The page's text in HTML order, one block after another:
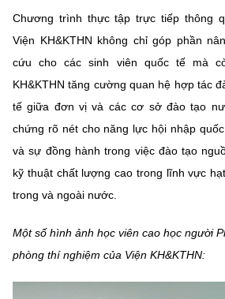
Chương trình thực tập trực tiếp thông
Viện KH&KTHN không chỉ góp phần
cứu cho các sinh viên quốc tế mà
KH&KTHN tăng cường quan hệ hợp tác
tế giữa đơn vị và các cơ sở đào tạo
chứng rõ nét cho năng lực hội nhập
và sự đồng hành trong việc đào tạo
kỹ thuật chất lượng cao trong lĩnh vực
trong và ngoài nước.
Một số hình ảnh học viên cao học người
phòng thí nghiệm của Viện KH&KTHN: